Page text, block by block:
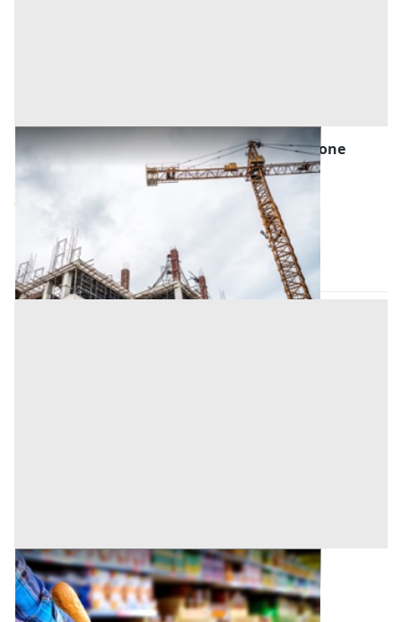
Porzione di Fabbricato in Corso di Costruzione
all'asta a Nuoro
(Nuoro)
Offerta minima
66.000 €
Codice asta:
1d17c401
Asta chiusa
Negozio all'asta a Nuoro
Offerta minima
126.234 €